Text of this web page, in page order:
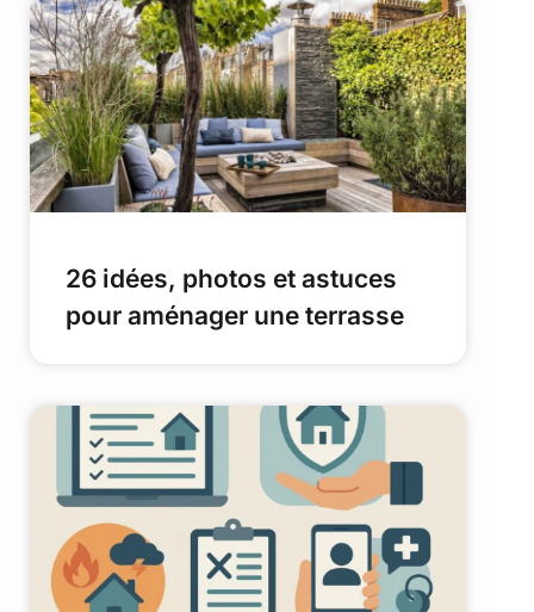
26 idées, photos et astuces
pour aménager une terrasse